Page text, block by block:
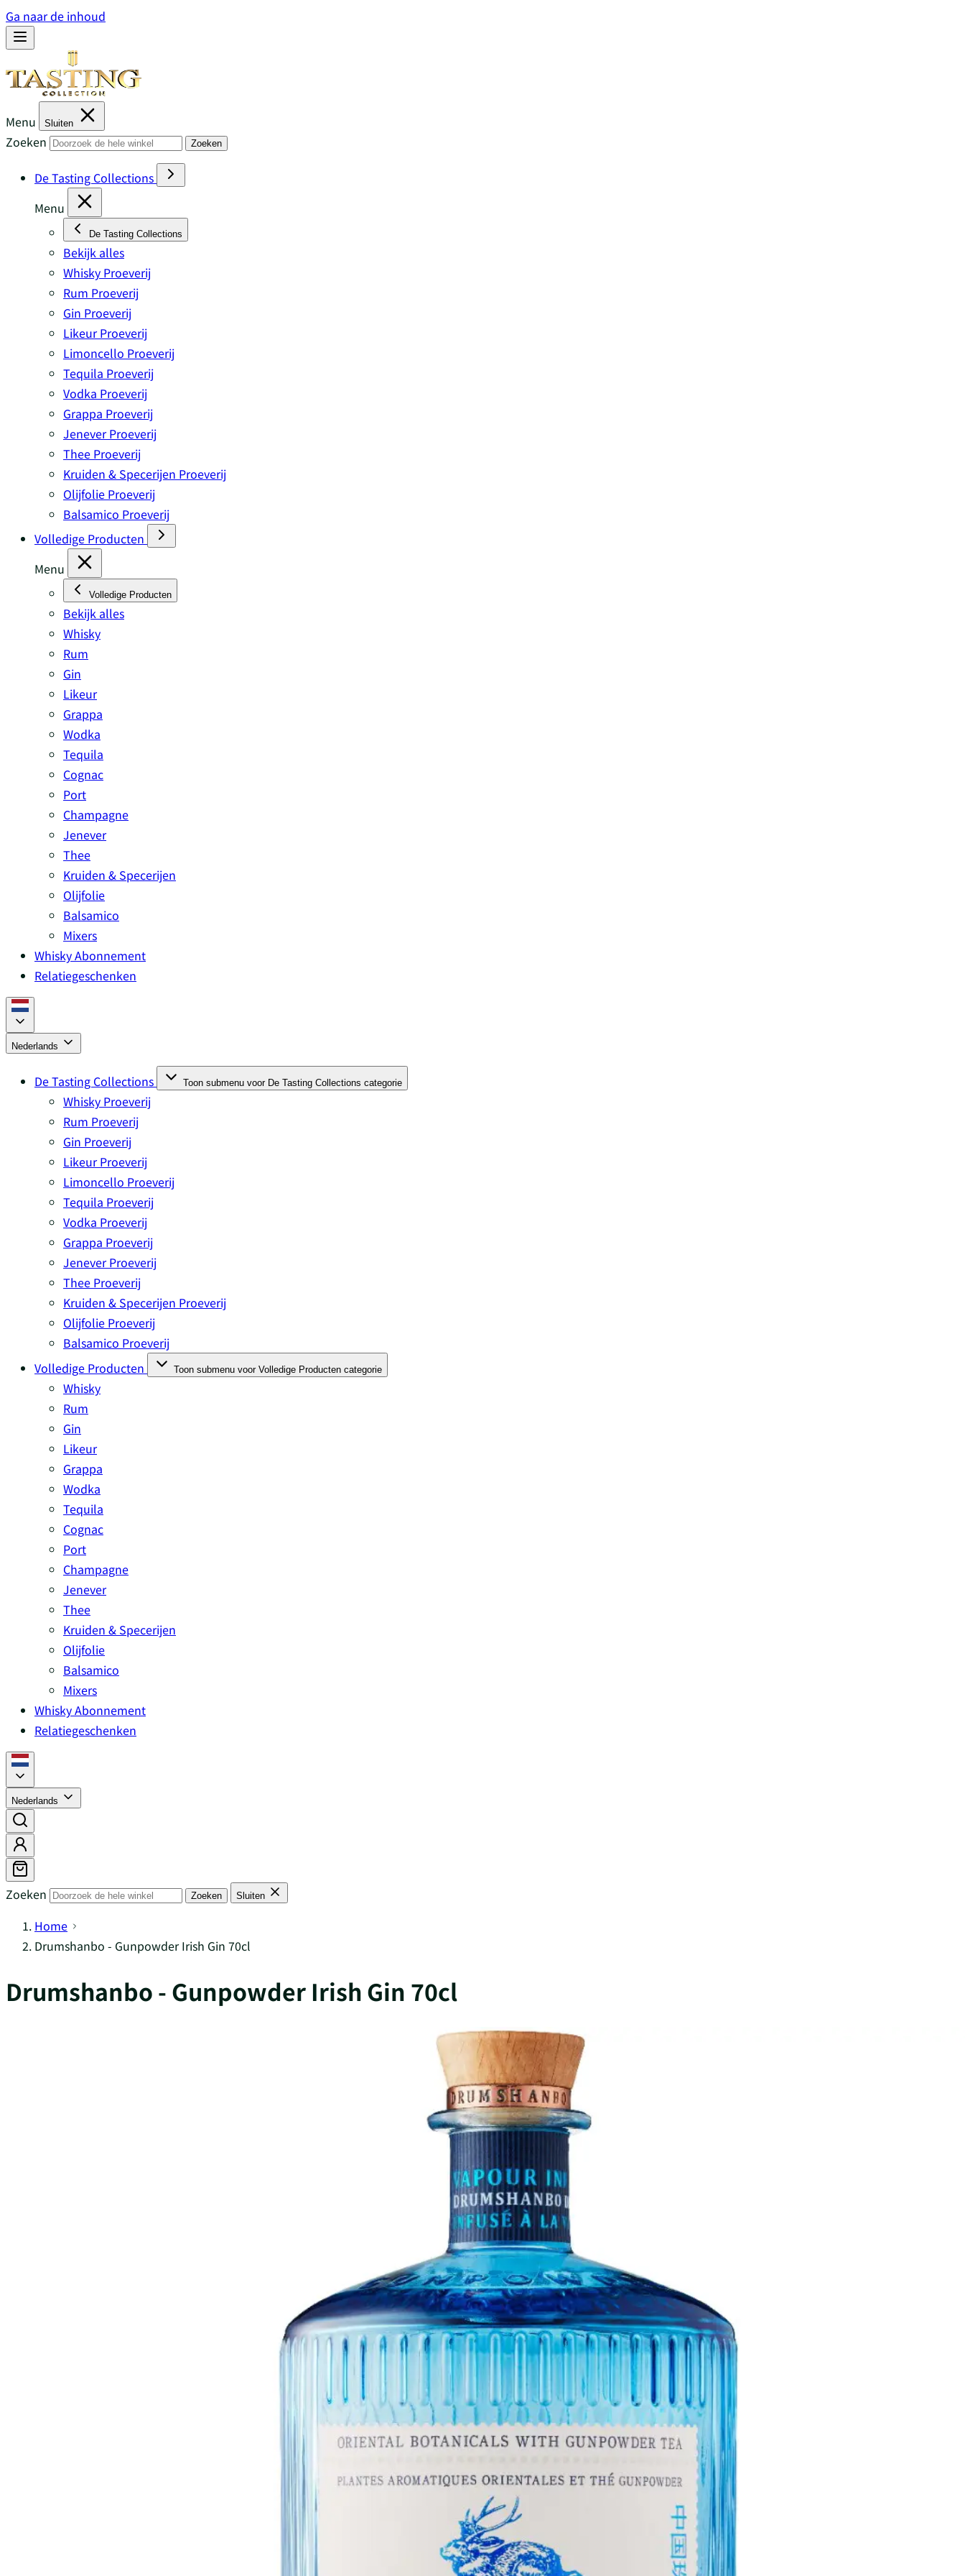
Ga naar de inhoud
Menu Sluiten
Zoeken Zoeken
De Tasting Collections
Menu
De Tasting Collections
Bekijk alles
Whisky Proeverij
Rum Proeverij
Gin Proeverij
Likeur Proeverij
Limoncello Proeverij
Tequila Proeverij
Vodka Proeverij
Grappa Proeverij
Jenever Proeverij
Thee Proeverij
Kruiden & Specerijen Proeverij
Olijfolie Proeverij
Balsamico Proeverij
Volledige Producten
Menu
Volledige Producten
Bekijk alles
Whisky
Rum
Gin
Likeur
Grappa
Wodka
Tequila
Cognac
Port
Champagne
Jenever
Thee
Kruiden & Specerijen
Olijfolie
Balsamico
Mixers
Whisky Abonnement
Relatiegeschenken
Nederlands
De Tasting Collections Toon submenu voor De Tasting Collections categorie
Whisky Proeverij
Rum Proeverij
Gin Proeverij
Likeur Proeverij
Limoncello Proeverij
Tequila Proeverij
Vodka Proeverij
Grappa Proeverij
Jenever Proeverij
Thee Proeverij
Kruiden & Specerijen Proeverij
Olijfolie Proeverij
Balsamico Proeverij
Volledige Producten
Toon submenu voor Volledige Producten categorie
Whisky
Rum
Gin
Likeur
Grappa
Wodka
Tequila
Cognac
Port
Champagne
Jenever
Thee
Kruiden & Specerijen
Olijfolie
Balsamico
Mixers
Whisky Abonnement
Relatiegeschenken
Nederlands
Zoeken Zoeken Sluiten
Home
Drumshanbo - Gunpowder Irish Gin 70cl
Drumshanbo - Gunpowder Irish Gin 70cl